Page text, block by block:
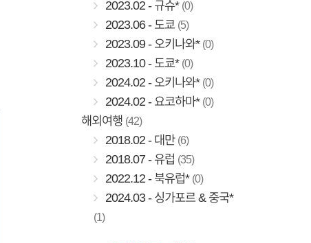
2023.02 - 규슈* (0)
2023.06 - 도쿄 (5)
2023.09 - 오키나와* (0)
2023.10 - 도쿄* (0)
2024.02 - 오키나와* (0)
2024.02 - 요코하마* (0)
해외여행 (42)
2018.02 - 대만 (6)
2018.07 - 유럽 (35)
2022.12 - 북유럽* (0)
2024.03 - 싱가포르 & 중국*
(1)